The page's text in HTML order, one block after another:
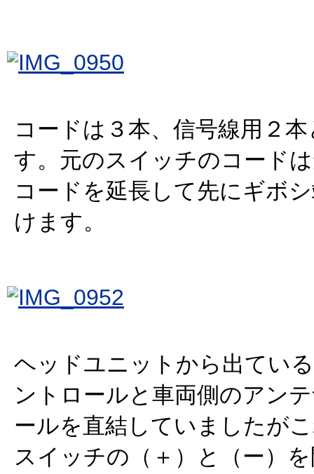
コードは３本、信号線用２
す。元のスイッチのコード
コードを延長して先にギボ
けます。
ヘッドユニットから出てい
ントロールと車両側のアン
ールを直結していましたが
スイッチの（＋）と（ー）